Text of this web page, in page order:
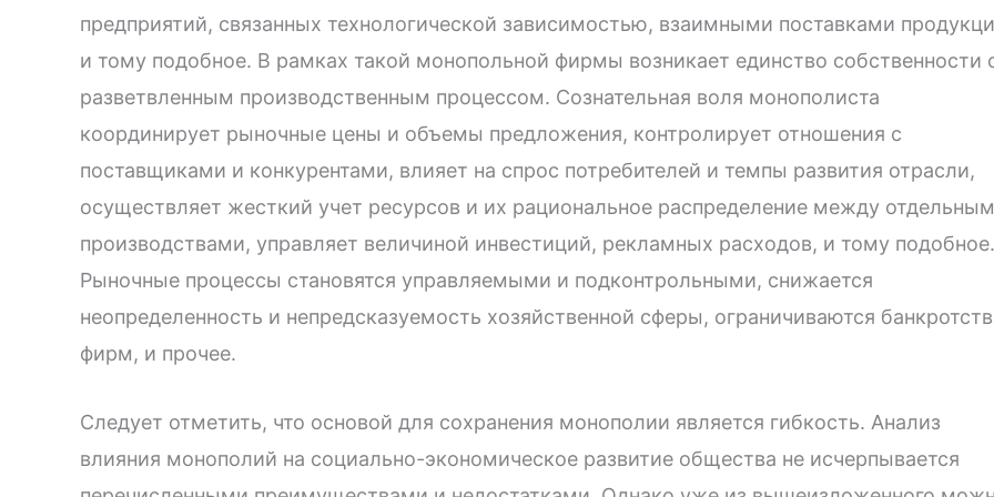
предприятий, связанных технологической зависимостью, взаимными поставками
и тому подобное. В рамках такой монопольной фирмы возникает единство собственности
разветвленным производственным процессом. Сознательная воля монополиста
координирует рыночные цены и объемы предложения, контролирует отношения с
поставщиками и конкурентами, влияет на спрос потребителей и темпы развития отрасли,
осуществляет жесткий учет ресурсов и их рациональное распределение между
производствами, управляет величиной инвестиций, рекламных расходов, и тому подобное.
Рыночные процессы становятся управляемыми и подконтрольными, снижается
неопределенность и непредсказуемость хозяйственной сферы, ограничиваются
фирм, и прочее.
Следует отметить, что основой для сохранения монополии является гибкость. Анализ
влияния монополий на социально-экономическое развитие общества не исчерпывается